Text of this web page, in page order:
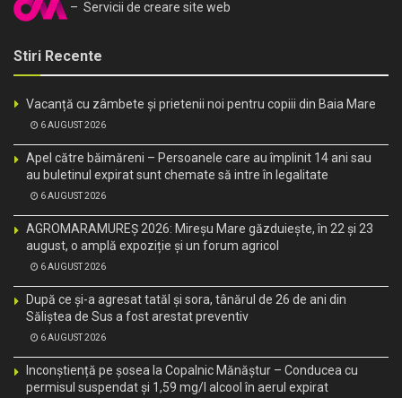
– Servicii de creare site web
Stiri Recente
Vacanță cu zâmbete și prietenii noi pentru copiii din Baia Mare
6 AUGUST 2026
Apel către băimăreni – Persoanele care au împlinit 14 ani sau
au buletinul expirat sunt chemate să intre în legalitate
6 AUGUST 2026
AGROMARAMUREȘ 2026: Mireșu Mare găzduiește, în 22 și 23
august, o amplă expoziție și un forum agricol
6 AUGUST 2026
După ce și-a agresat tatăl și sora, tânărul de 26 de ani din
Săliștea de Sus a fost arestat preventiv
6 AUGUST 2026
Inconștiență pe șosea la Copalnic Mănăștur – Conducea cu
permisul suspendat și 1,59 mg/l alcool în aerul expirat